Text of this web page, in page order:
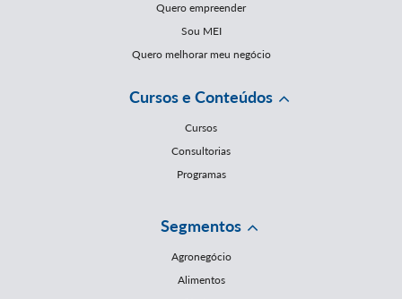
Quero empreender
Sou MEI
Quero melhorar meu negócio
Cursos e Conteúdos
Cursos
Consultorias
Programas
Segmentos
Agronegócio
Alimentos